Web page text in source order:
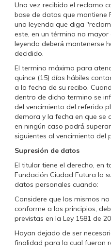
Una vez recibido el reclamo
base de datos que mantiene
una leyenda que diga
este, en un término no
leyenda deberá́ mantenerse
decidido.
El termino máximo para
quince (15) días hábiles
a la fecha de su recibo.
dentro de dicho termino se
del vencimiento del referido
demora y la fecha en que se
en ningún caso podrá́
siguientes al vencimiento del
Supresión de datos
El titular tiene el derecho, en
Fundación Ciudad Futura la
datos personales cuando:
Considere que los mismos
conforme a los principios,
previstas en la Ley 1581 de
Hayan dejado de ser
finalidad para la cual fueron